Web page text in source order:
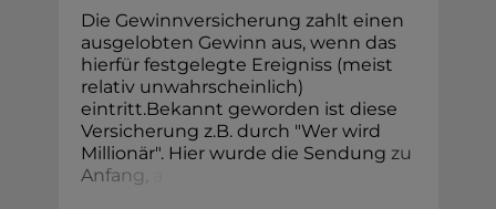
Die Gewinnversicherung zahlt einen
ausgelobten Gewinn aus, wenn das
hierfür festgelegte Ereigniss (meist
relativ unwahrscheinlich)
eintritt.Bekannt geworden ist diese
Versicherung z.B. durch "Wer wird
Millionär". Hier wurde die Sendung zu
Anfang,